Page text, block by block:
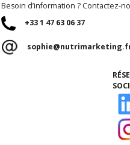
Besoin d’information ? Contactez-
+33 1 47 63 06 37